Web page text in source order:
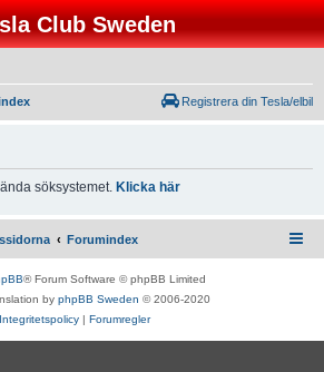
Club Sweden
Registrera din Tesla/elbil
söksystemet. Klicka här
Forumindex
® Forum Software © phpBB Limited
by phpBB Sweden © 2006-2020
Integritetspolicy | Forumregler